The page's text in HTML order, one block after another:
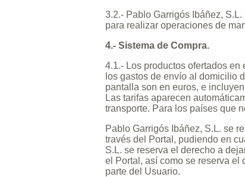
3.2.- Pablo Garrigós Ibáñez,
para realizar operaciones de
4.- Sistema de Compra.
4.1.- Los productos ofertados
los gastos de envío al domicilio
pantalla son en euros, e
Las tarifas aparecen
transporte. Para los países que
Pablo Garrigós Ibáñez, S.L. se
través del Portal, pudiendo en
S.L. se reserva el derecho a
el Portal, así como se reserva
parte del Usuario.